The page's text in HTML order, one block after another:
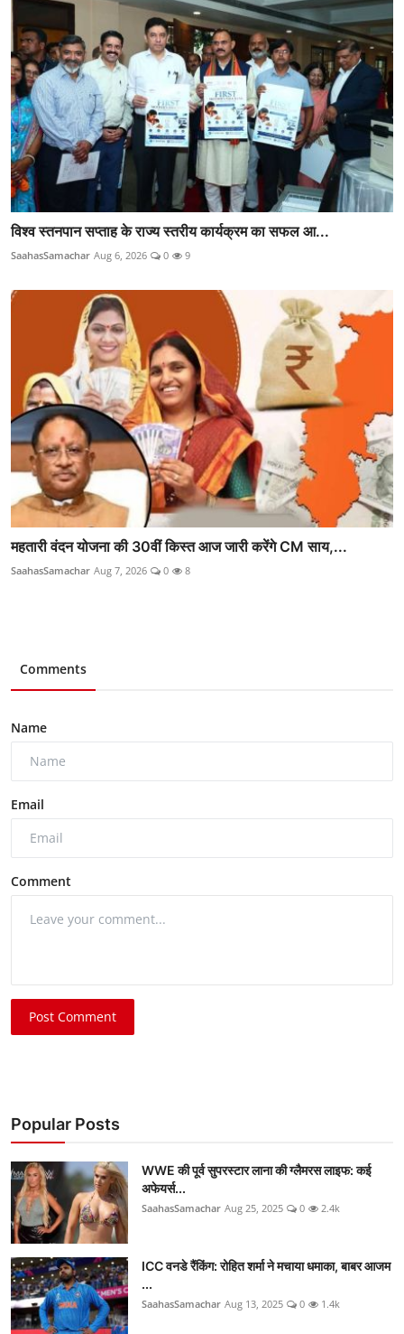
विश्व स्तनपान सप्ताह के राज्य स्तरीय कार्यक्रम का सफल आ...
SaahasSamachar Aug 6, 2026 0 9
महतारी वंदन योजना की 30वीं किस्त आज जारी करेंगे CM साय,...
SaahasSamachar Aug 7, 2026 0 8
Comments
Name
Email
Comment
Post Comment
Popular Posts
WWE की पूर्व सुपरस्टार लाना की ग्लैमरस लाइफ: कई
अफेयर्स...
SaahasSamachar Aug 25, 2025 0 2.4k
ICC वनडे रैंकिंग: रोहित शर्मा ने मचाया धमाका, बाबर आजम
...
SaahasSamachar Aug 13, 2025 0 1.4k